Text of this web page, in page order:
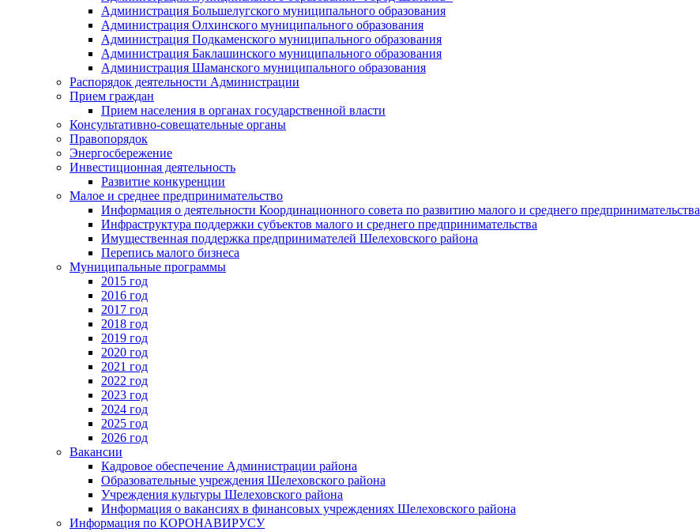
Администрация Большелугского муниципального образования
Администрация Олхинского муниципального образования
Администрация Подкаменского муниципального образования
Администрация Баклашинского муниципального образования
Администрация Шаманского муниципального образования
Распорядок деятельности Администрации
Прием граждан
Прием населения в органах государственной власти
Консультативно-совещательные органы
Правопорядок
Энергосбережение
Инвестиционная деятельность
Развитие конкуренции
Малое и среднее предпринимательство
Информация о деятельности Координационного совета по развитию малого и среднего предпринимательства
Инфраструктура поддержки субъектов малого и среднего предпринимательства
Имущественная поддержка предпринимателей Шелеховского района
Перепись малого бизнеса
Муниципальные программы
2015 год
2016 год
2017 год
2018 год
2019 год
2020 год
2021 год
2022 год
2023 год
2024 год
2025 год
2026 год
Вакансии
Кадровое обеспечение Администрации района
Образовательные учреждения Шелеховского района
Учреждения культуры Шелеховского района
Информация о вакансиях в финансовых учреждениях Шелеховского района
Информация по КОРОНАВИРУСУ